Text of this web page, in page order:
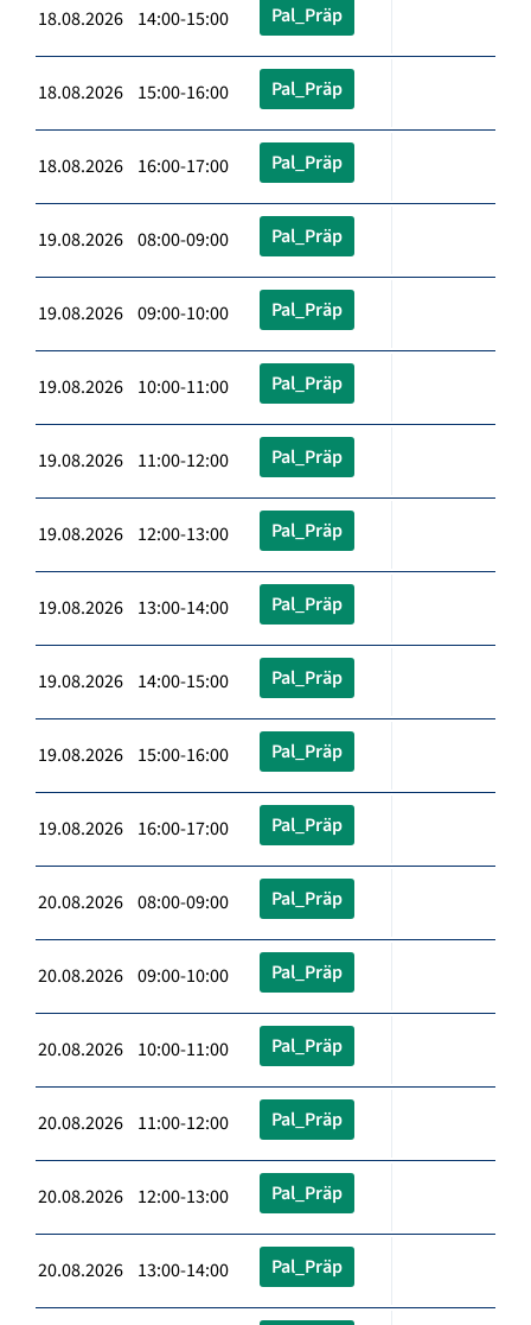
18.08.2026 14:00-15:00 Pal_Präp
18.08.2026 15:00-16:00 Pal_Präp
18.08.2026 16:00-17:00 Pal_Präp
19.08.2026 08:00-09:00 Pal_Präp
19.08.2026 09:00-10:00 Pal_Präp
19.08.2026 10:00-11:00 Pal_Präp
19.08.2026 11:00-12:00 Pal_Präp
19.08.2026 12:00-13:00 Pal_Präp
19.08.2026 13:00-14:00 Pal_Präp
19.08.2026 14:00-15:00 Pal_Präp
19.08.2026 15:00-16:00 Pal_Präp
19.08.2026 16:00-17:00 Pal_Präp
20.08.2026 08:00-09:00 Pal_Präp
20.08.2026 09:00-10:00 Pal_Präp
20.08.2026 10:00-11:00 Pal_Präp
20.08.2026 11:00-12:00 Pal_Präp
20.08.2026 12:00-13:00 Pal_Präp
20.08.2026 13:00-14:00 Pal_Präp